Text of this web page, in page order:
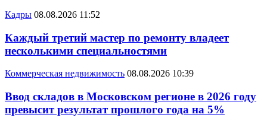
Кадры 08.08.2026 11:52
Каждый третий мастер по ремонту владеет
несколькими специальностями
Коммерческая недвижимость 08.08.2026 10:39
Ввод складов в Московском регионе в 2026 году
превысит результат прошлого года на 5%